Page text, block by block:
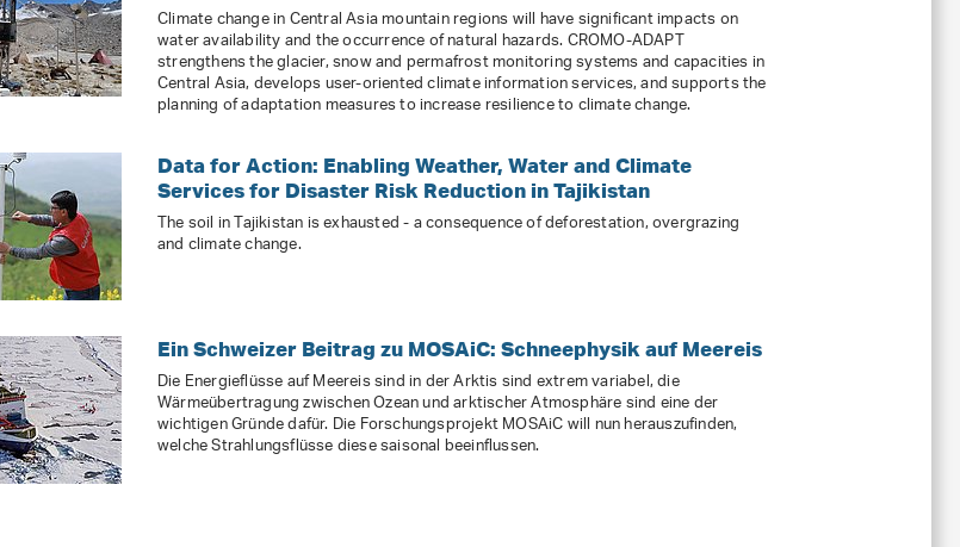
Climate change in Central Asia mountain regions will have significant impacts on
water availability and the occurrence of natural hazards. CROMO-ADAPT
strengthens the glacier, snow and permafrost monitoring systems and capacities in
Central Asia, develops user-oriented climate information services, and supports the
planning of adaptation measures to increase resilience to climate change.
Data for Action: Enabling Weather, Water and Climate
Services for Disaster Risk Reduction in Tajikistan
The soil in Tajikistan is exhausted - a consequence of deforestation, overgrazing
and climate change.
Ein Schweizer Beitrag zu MOSAiC: Schneephysik auf Meereis
Die Energieflüsse auf Meereis sind in der Arktis sind extrem variabel, die
Wärmeübertragung zwischen Ozean und arktischer Atmosphäre sind eine der
wichtigen Gründe dafür. Die Forschungsprojekt MOSAiC will nun herauszufinden,
welche Strahlungsflüsse diese saisonal beeinflussen.